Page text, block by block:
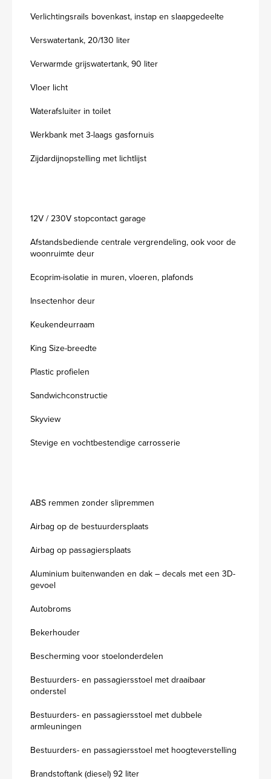
Verlichtingsrails bovenkast, instap en slaapgedeelte
Verswatertank, 20/130 liter
Verwarmde grijswatertank, 90 liter
Vloer licht
Waterafsluiter in toilet
Werkbank met 3-laags gasfornuis
Zijdardijnopstelling met lichtlijst
12V / 230V stopcontact garage
Afstandsbediende centrale vergrendeling, ook voor de
woonruimte deur
Ecoprim-isolatie in muren, vloeren, plafonds
Insectenhor deur
Keukendeurraam
King Size-breedte
Plastic profielen
Sandwichconstructie
Skyview
Stevige en vochtbestendige carrosserie
ABS remmen zonder slipremmen
Airbag op de bestuurdersplaats
Airbag op passagiersplaats
Aluminium buitenwanden en dak – decals met een 3D-
gevoel
Autobroms
Bekerhouder
Bescherming voor stoelonderdelen
Bestuurders- en passagiersstoel met draaibaar
onderstel
Bestuurders- en passagiersstoel met dubbele
armleuningen
Bestuurders- en passagiersstoel met hoogteverstelling
Brandstoftank (diesel) 92 liter